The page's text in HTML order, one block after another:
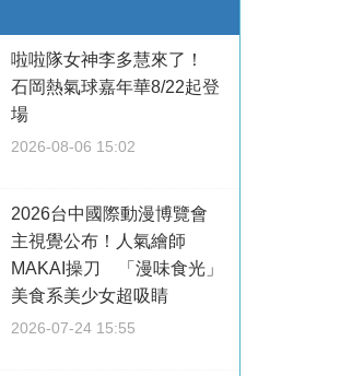
啦啦隊女神李多慧來了！
石岡熱氣球嘉年華8/22起登
場
2026-08-06 15:02
2026台中國際動漫博覽會
主視覺公布！人氣繪師
MAKAI操刀 「漫味食光」
美食系美少女超吸睛
2026-07-24 15:55